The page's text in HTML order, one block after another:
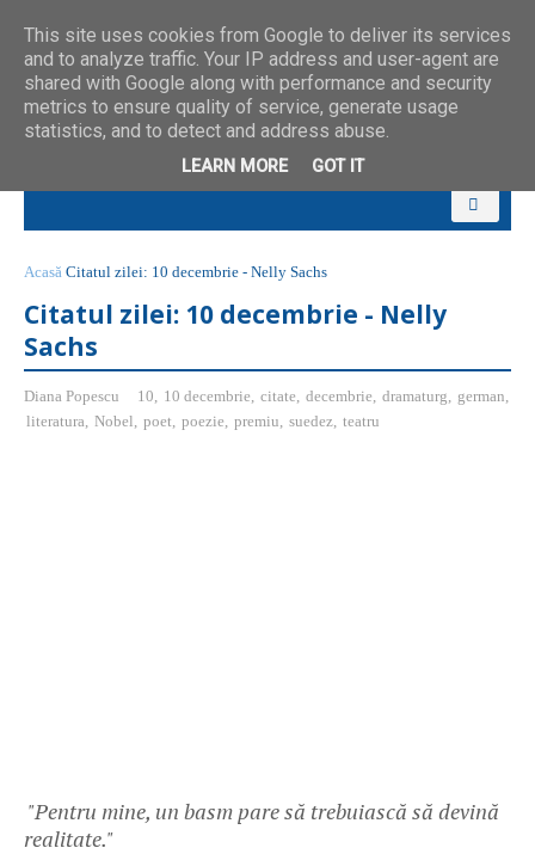
Acasă Citatul zilei: 10 decembrie - Nelly Sachs
Citatul zilei: 10 decembrie - Nelly
Sachs
Diana Popescu 10, 10 decembrie, citate, decembrie, dramaturg, german,
literatura, Nobel, poet, poezie, premiu, suedez, teatru
"Pentru mine, un basm pare să trebuiască să devină
realitate."
This site uses cookies from Google to deliver its services
and to analyze traffic. Your IP address and user-agent are
shared with Google along with performance and security
metrics to ensure quality of service, generate usage
statistics, and to detect and address abuse.
LEARN MORE GOT IT